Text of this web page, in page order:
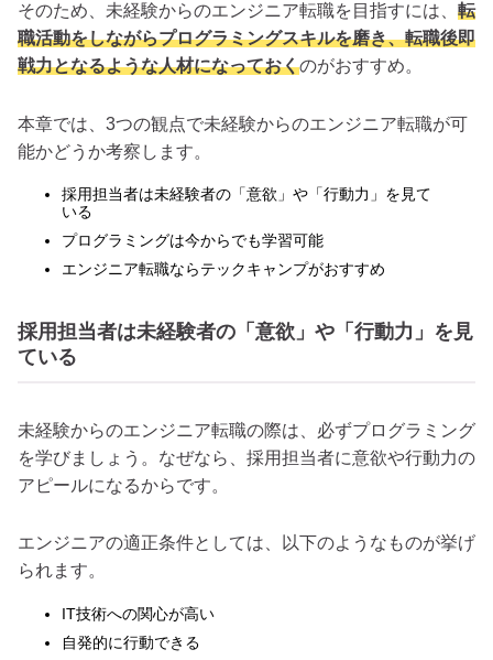
そのため、未経験からのエンジニア転職を目指すには、 転
職活動をしながらプログラミングスキルを磨き、転職後即
戦力となるような人材になっておくのがおすすめ。
本章では、3つの観点で未経験からのエンジニア転職が可
能かどうか考察します。
採用担当者は未経験者の「意欲」や「行動力」を見て
いる
プログラミングは今からでも学習可能
エンジニア転職ならテックキャンプがおすすめ
採用担当者は未経験者の「意欲」や「行動力」を見
ている
未経験からのエンジニア転職の際は、必ずプログラミング
を学びましょう。なぜなら、採用担当者に意欲や行動力の
アピールになるからです。
エンジニアの適正条件としては、以下のようなものが挙げ
られます。
IT技術への関心が高い
自発的に行動できる